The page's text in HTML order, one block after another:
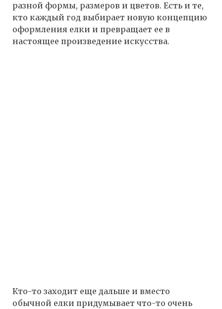
разной формы, размеров и цветов. Есть и те,
кто каждый год выбирает новую концепцию
оформления елки и превращает ее в
настоящее произведение искусства.
Кто-то заходит еще дальше и вместо
обычной елки придумывает что-то очень